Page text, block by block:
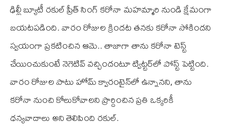
ఢిల్లీ బ్యూటీ ర‌కుల్ ప్రీత్ సింగ్ కరోనా మహమ్మారి నుండి క్షేమంగా
బయటపడింది. వారం రోజుల క్రిందట తనకు కరోనా సోకిందని
స్వయంగా ప్రకటించిన ఆమె.. తాజాగా తాను కరోనా టెస్ట్
చేయించుకుంటే నెగెటివ్ వచ్చిందంటూ ట్విట్టర్‌లో పోస్ట్ పెట్టింది.
వారం రోజుల పాటు హోమ్ క్వారంటైన్‌లో ఉన్నానని, తాను
కరోనా నుంచి కోలుకోవాలని ప్రార్దించిన ప్రతి ఒక్కరికీ
ధన్యవాదాలు అని తెలిపింది రకుల్.